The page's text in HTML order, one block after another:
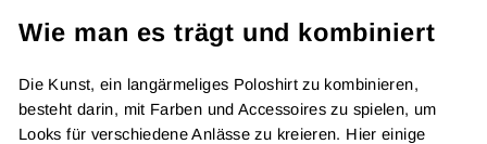
Wie man es trägt und kombiniert
Die Kunst, ein langärmeliges Poloshirt zu kombinieren,
besteht darin, mit Farben und Accessoires zu spielen, um
Looks für verschiedene Anlässe zu kreieren. Hier einige